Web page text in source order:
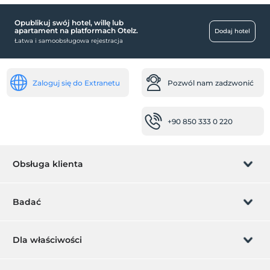
Usługi recepcji
Całodobowa recepcja
sprzęt do grillowania
Przegląd najważniejszych wydarzeń
Opublikuj swój hotel, willę lub
apartament na platformach Otelz.
Łatwa i samoobsługowa rejestracja
Dodaj hotel
Zaloguj się do Extranetu Pozwól nam zadzwonić
+90 850 333 0 220
Obsługa klienta
Zarządzanie rezerwacją
Badać
Karta podarunkowa
Dla właściwości